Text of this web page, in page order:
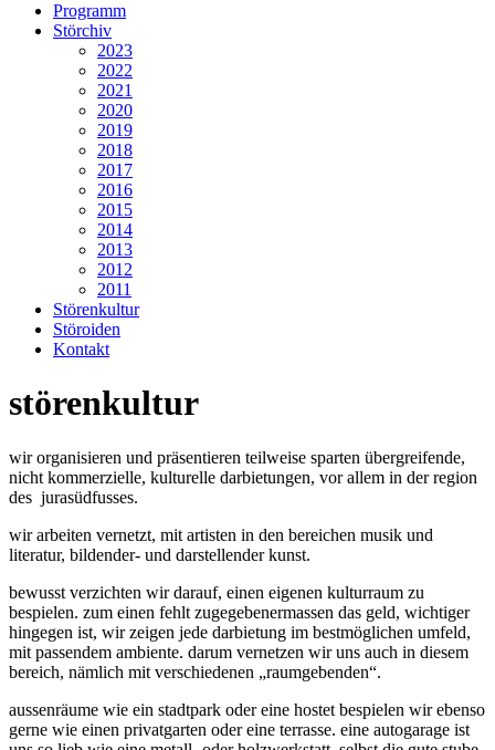
Programm
Störchiv
2023
2022
2021
2020
2019
2018
2017
2016
2015
2014
2013
2012
2011
Störenkultur
Störoiden
Kontakt
störenkultur
wir organisieren und präsentieren teilweise sparten übergreifende,
nicht kommerzielle, kulturelle darbietungen, vor allem in der region
des jurasüdfusses.
wir arbeiten vernetzt, mit artisten in den bereichen musik und
literatur, bildender- und darstellender kunst.
bewusst verzichten wir darauf, einen eigenen kulturraum zu
bespielen. zum einen fehlt zugegebenermassen das geld, wichtiger
hingegen ist, wir zeigen jede darbietung im bestmöglichen umfeld,
mit passendem ambiente. darum vernetzen wir uns auch in diesem
bereich, nämlich mit verschiedenen „raumgebenden“.
aussenräume wie ein stadtpark oder eine hostet bespielen wir ebenso
gerne wie einen privatgarten oder eine terrasse. eine autogarage ist